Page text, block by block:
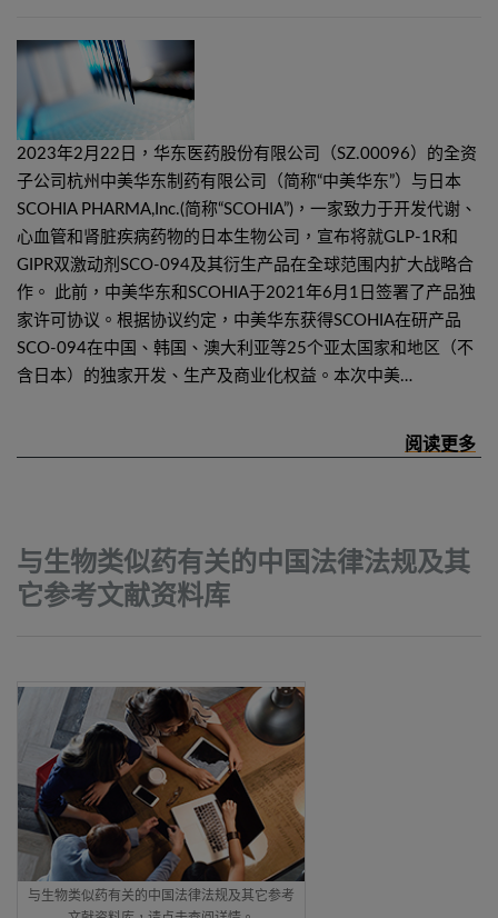
2023年2月22日，华东医药股份有限公司（SZ.00096）的全资
子公司杭州中美华东制药有限公司（简称“中美华东”）与日本
SCOHIA PHARMA,Inc.(简称“SCOHIA”)，一家致力于开发代谢、
心血管和肾脏疾病药物的日本生物公司，宣布将就GLP-1R和
GIPR双激动剂SCO-094及其衍生产品在全球范围内扩大战略合
作。 此前，中美华东和SCOHIA于2021年6月1日签署了产品独
家许可协议。根据协议约定，中美华东获得SCOHIA在研产品
SCO-094在中国、韩国、澳大利亚等25个亚太国家和地区（不
含日本）的独家开发、生产及商业化权益。本次中美…
与生物类似药有关的中国法律法规及其
它参考文献资料库
与生物类似药有关的中国法律法规及其它参考